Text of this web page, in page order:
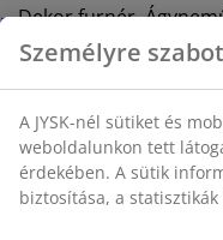
Dekor furnér.
matraccal is
matrac nélkül. SZ99 x
SKU: 3681951
Összeszerelési
süti ikonra kattintva
elfogadása” gombra
hozzájárul. Olvasson
gyűjtéséről és
szabályzatunkról